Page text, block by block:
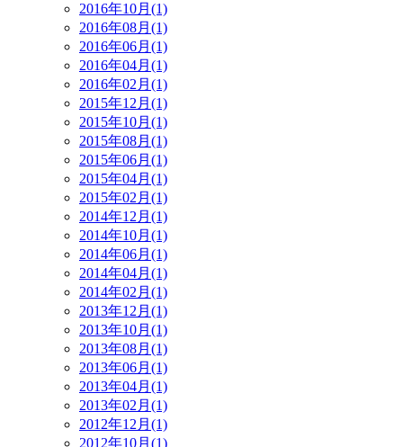
2016年10月(1)
2016年08月(1)
2016年06月(1)
2016年04月(1)
2016年02月(1)
2015年12月(1)
2015年10月(1)
2015年08月(1)
2015年06月(1)
2015年04月(1)
2015年02月(1)
2014年12月(1)
2014年10月(1)
2014年06月(1)
2014年04月(1)
2014年02月(1)
2013年12月(1)
2013年10月(1)
2013年08月(1)
2013年06月(1)
2013年04月(1)
2013年02月(1)
2012年12月(1)
2012年10月(1)